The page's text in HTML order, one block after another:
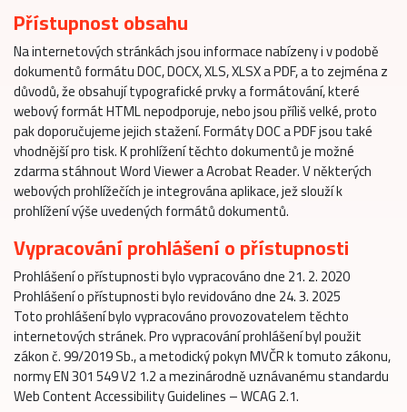
Přístupnost obsahu
Na internetových stránkách jsou informace nabízeny i v podobě
dokumentů formátu DOC, DOCX, XLS, XLSX a PDF, a to zejména z
důvodů, že obsahují typografické prvky a formátování, které
webový formát HTML nepodporuje, nebo jsou příliš velké, proto
pak doporučujeme jejich stažení. Formáty DOC a PDF jsou také
vhodnější pro tisk. K prohlížení těchto dokumentů je možné
zdarma stáhnout Word Viewer a Acrobat Reader. V některých
webových prohlížečích je integrována aplikace, jež slouží k
prohlížení výše uvedených formátů dokumentů.
Vypracování prohlášení o přístupnosti
Prohlášení o přístupnosti bylo vypracováno dne 21. 2. 2020
Prohlášení o přístupnosti bylo revidováno dne 24. 3. 2025
Toto prohlášení bylo vypracováno provozovatelem těchto
internetových stránek. Pro vypracování prohlášení byl použit
zákon č. 99/2019 Sb., a metodický pokyn MVČR k tomuto zákonu,
normy EN 301 549 V2 1.2 a mezinárodně uznávanému standardu
Web Content Accessibility Guidelines – WCAG 2.1.